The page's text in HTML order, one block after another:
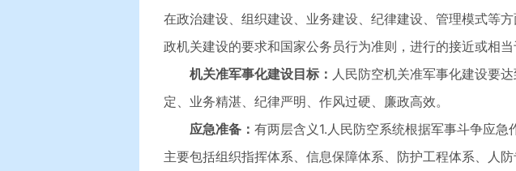
在政治建设、组织建设、业务建设、纪律建设、管理模式等
政机关建设的要求和国家公务员行为准则，进行的接近或相当
机关准军事化建设目标： 人民防空机关准军事化建设要
定、业务精湛、纪律严明、作风过硬、廉政高效。
应急准备： 有两层含义1.人民防空系统根据军事斗争应
主要包括组织指挥体系、信息保障体系、防护工程体系、人